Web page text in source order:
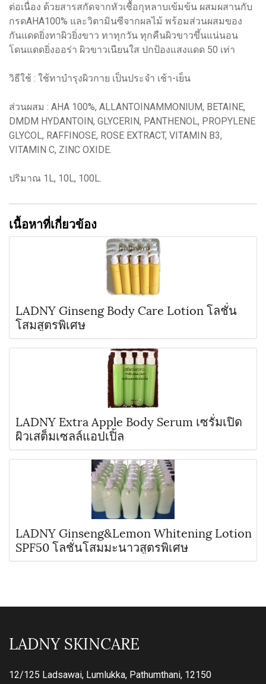
ต่อเนื่อง ด้วยสารสกัดจากหัวเชื้อกุหลาบเข้มข้น ผสมผสานกับ
กรดAHA100% และวิตามินซีจากผลไม้ พร้อมส่วนผสมของ
กันแดดยิ่งทาผิวยิ่งขาว ทาทุกวัน ทุกคืนผิวขาวขึ้นแน่นอน
โดนแดดยิ่งออร่า ผิวขาวเนียนใส ปกป้องแสงแดด 50 เท่า
วิธีใช้ : ใช้ทาบำรุงผิวกาย เป็นประจำ เช้า-เย็น
ส่วนผสม : AHA 100%, ALLANTOINAMMONIUM, BETAINE,
DMDM HYDANTOIN, GLYCERIN, PANTHENOL, PROPYLENE
GLYCOL, RAFFINOSE, ROSE EXTRACT, VITAMIN B3,
VITAMIN C, ZINC OXIDE.
ปริมาณ 1L, 10L, 100L.
เนื้อหาที่เกี่ยวข้อง
LADNY Ginseng Body Care Lotion โลชั่น
โสมสูตรพิเศษ
LADNY Extra Apple Body Serum เซรั่มเปิด
ผิวเสต็มเซลล์แอปเปิ้ล
LADNY Ginseng&Lemon Whitening Lotion
SPF50 โลชั่นโสมมะนาวสูตรพิเศษ
LADNY SKINCARE
12/125 Ladsawai, Lumlukka, Pathumthani, 12150